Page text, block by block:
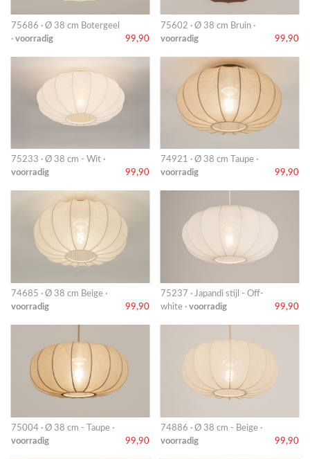
75686 · Ø 38 cm Botergeel
· voorradig 99,90
75602 · Ø 38 cm Bruin ·
voorradig
99,90
75233 · Ø 38 cm - Wit ·
voorradig
99,90
74921 · Ø 38 cm Taupe ·
voorradig
99,90
74685 · Ø 38 cm Beige ·
voorradig
99,90
75237 · Japandi stijl - Off-
white · voorradig 99,90
75004 · Ø 38 cm - Taupe ·
voorradig
99,90
74886 · Ø 38 cm - Beige ·
voorradig
99,90